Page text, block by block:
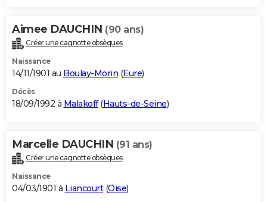
Aimee DAUCHIN (90 ans)
Créer une cagnotte obsèques
Naissance
14/11/1901 au Boulay-Morin (Eure)
Décès
18/09/1992 à Malakoff(Hauts-de-Seine)
Marcelle DAUCHIN (91 ans)
Créer une cagnotte obsèques
Naissance
04/03/1901 à Liancourt(Oise)